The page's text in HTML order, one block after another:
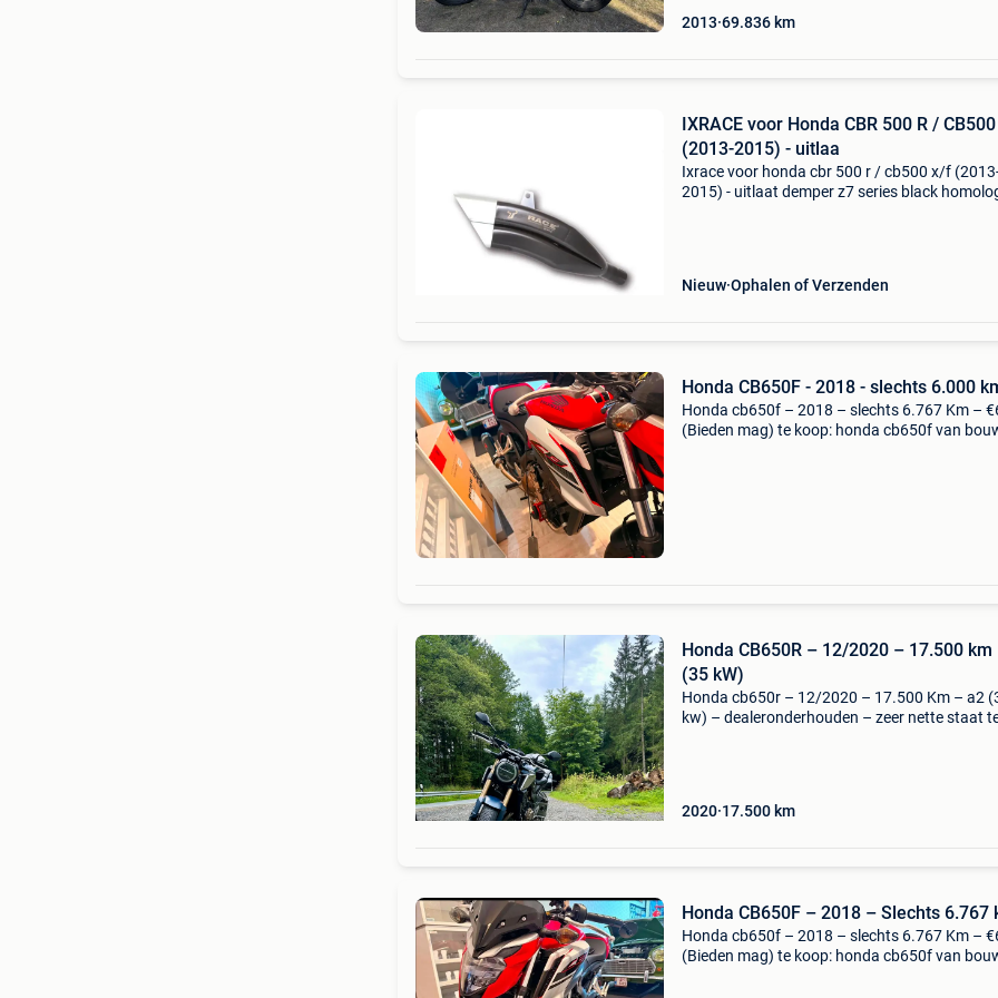
2013 69.836 km
IXRACE voor Honda CBR 500 R /
(2013-2015) - uitlaa
Ixrace voor honda cbr 500 r / cb500 x/f
2015) - uitlaat demper z7 series black
Nieuw Ophalen of Verzenden
Honda CB650F - 2018 - slechts 6.000
Honda cb650f – 2018 – slechts 6.767 Km –
(Bieden mag) te koop: honda cb650f van
Honda CB650R – 12/2020 – 17.500 km
(35 kW)
Honda cb650r – 12/2020 – 17.500 Km – a2
kw) – dealeronderhouden – zeer nette staat
2020 17.500 km
Honda CB650F – 2018 – Slechts 6.767
Honda cb650f – 2018 – slechts 6.767 Km –
(Bieden mag) te koop: honda cb650f van